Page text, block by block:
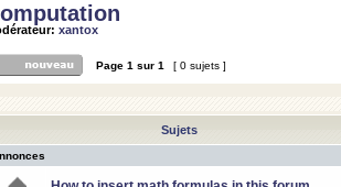
xantox
Page 1 sur 1 [ 0 sujets ]
Sujets